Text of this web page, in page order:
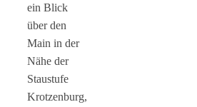
ein Blick
über den
Main in der
Nähe der
Staustufe
Krotzenburg,